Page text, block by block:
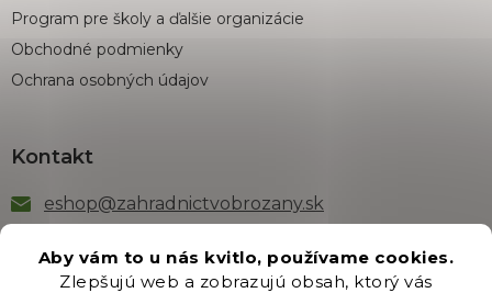
Aby vám to u nás kvitlo, používame cookies.
Zlepšujú web a zobrazujú obsah, ktorý vás
Program pre školy a ďalšie organizácie
Obchodné podmienky
Ochrana osobných údajov
Kontakt
eshop@zahradnictvobrozany.sk